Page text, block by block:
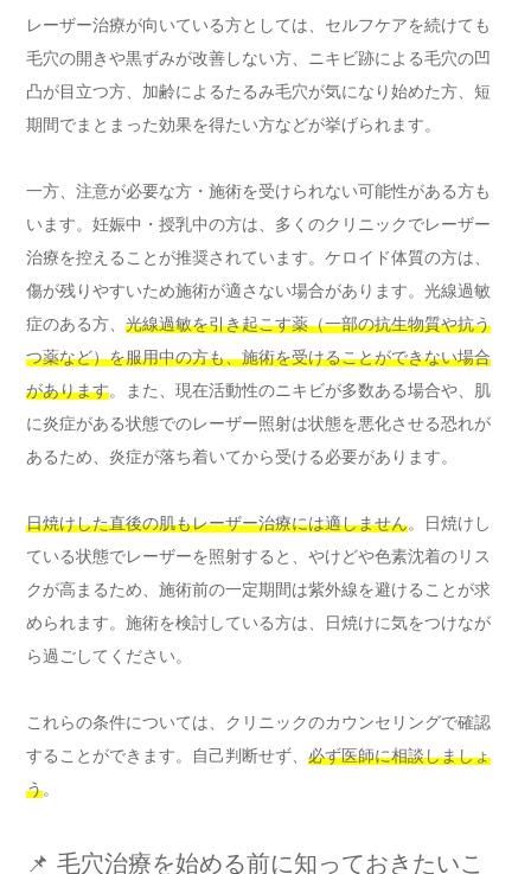
レーザー治療が向いている方としては、セルフケアを続けても
毛穴の開きや黒ずみが改善しない方、ニキビ跡による毛穴の凹
凸が目立つ方、加齢によるたるみ毛穴が気になり始めた方、短
期間でまとまった効果を得たい方などが挙げられます。
一方、注意が必要な方・施術を受けられない可能性がある方も
います。妊娠中・授乳中の方は、多くのクリニックでレーザー
治療を控えることが推奨されています。ケロイド体質の方は、
傷が残りやすいため施術が適さない場合があります。光線過敏
症のある方、 光線過敏を引き起こす薬（一部の抗生物質や抗う
つ薬など）を服用中の方も、施術を受けることができない場合
があります。また、現在活動性のニキビが多数ある場合や、肌
に炎症がある状態でのレーザー照射は状態を悪化させる恐れが
あるため、炎症が落ち着いてから受ける必要があります。
日焼けした直後の肌もレーザー治療には適しません。日焼けし
ている状態でレーザーを照射すると、やけどや色素沈着のリス
クが高まるため、施術前の一定期間は紫外線を避けることが求
められます。施術を検討している方は、日焼けに気をつけなが
ら過ごしてください。
これらの条件については、クリニックのカウンセリングで確認
することができます。自己判断せず、 必ず医師に相談しましょ
う。
📌 毛穴治療を始める前に知っておきたいこ